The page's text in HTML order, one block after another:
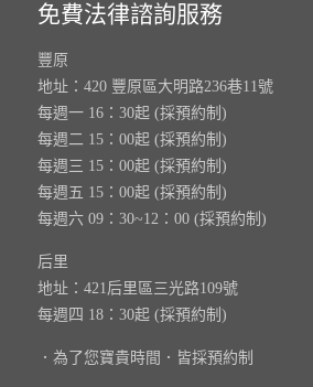
免費法律諮詢服務
豐原
地址：420 豐原區大明路236巷11號
每週一 16：30起 (採預約制)
每週二 15：00起 (採預約制)
每週三 15：00起 (採預約制)
每週五 15：00起 (採預約制)
每週六 09：30~12：00 (採預約制)
后里
地址：421后里區三光路109號
每週四 18：30起 (採預約制)
．為了您寶貴時間．皆採預約制